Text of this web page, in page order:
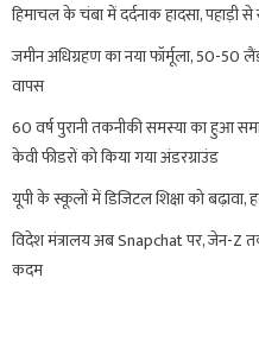
हिमाचल के चंबा में दर्दनाक हादसा,
जमीन अधिग्रहण का नया फॉर्मूला, 50-50
वापस
60 वर्ष पुरानी तकनीकी समस्या का हुआ
केवी फीडरों को किया गया अंडरग्राउंड
यूपी के स्कूलों में डिजिटल शिक्षा को बढ़ावा,
विदेश मंत्रालय अब Snapchat पर, जेन-Z
कदम